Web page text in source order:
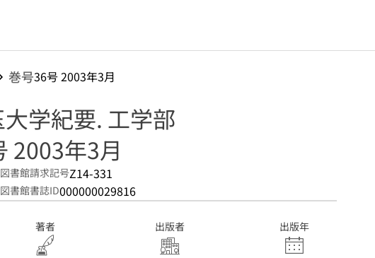
巻号36号 2003年3月
学紀要. 工学部
2003年3月
書館請求記号Z14-331
書館書誌ID000000029816
著者 出版者 出版年